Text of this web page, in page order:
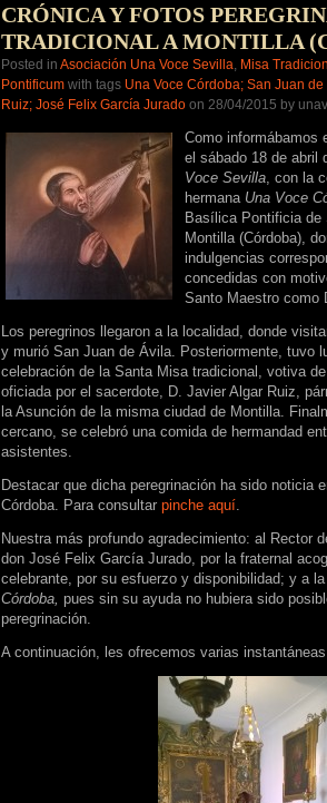
UNA
VOCE
SEVILLA
CESE
ACTIVIDAD
ESTE
CRÓNICA Y FOTOS
TRADICIONAL A MONTILLA
Posted in Asociación Una Voce Sevilla, Misa
Pontificum with tags Una Voce Córdoba; San Juan
Ruiz; José Felix García Jurado on 28/04/2015 by
Como informábamos
el sábado 18 de abril
Voce Sevilla, con la
hermana Una Voce
Basílica Pontificia
Montilla (Córdoba),
indulgencias
concedidas con
Santo Maestro como
Los peregrinos llegaron a la localidad, donde
y murió San Juan de Ávila. Posteriormente, tuvo
celebración de la Santa Misa tradicional, votiva
oficiada por el sacerdote, D. Javier Algar Ruiz,
la Asunción de la misma ciudad de Montilla.
cercano, se celebró una comida de hermandad
asistentes.
Destacar que dicha peregrinación ha sido noticia
Córdoba. Para consultar pinche aquí.
Nuestra más profundo agradecimiento: al Rector
don José Felix García Jurado, por la fraternal
celebrante, por su esfuerzo y disponibilidad; y a
Córdoba, pues sin su ayuda no hubiera sido
peregrinación.
A continuación, les ofrecemos varias